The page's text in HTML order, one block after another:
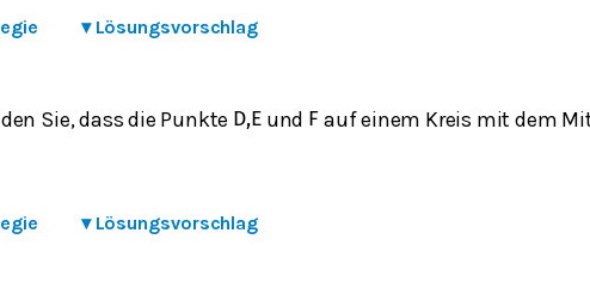
▾ Lösungsvorschlag
Sie, dass die Punkte D,E und F auf einem Kreis mit dem
▾ Lösungsvorschlag